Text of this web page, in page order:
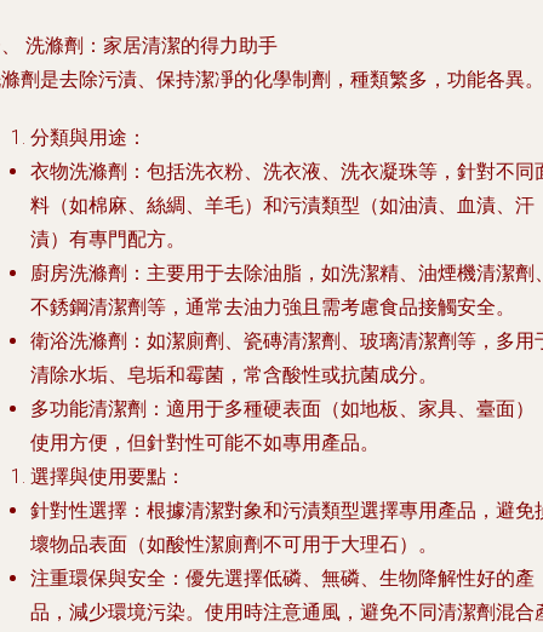
洗滌劑：家居清潔的得力助手
劑是去除污漬、保持潔凈的化學制劑，種類繁多，功能各異。
分類與用途 ：
衣物洗滌劑 ：包括洗衣粉、洗衣液、洗衣凝珠等，針對不同
料（如棉麻、絲綢、羊毛）和污漬類型（如油漬、血漬、汗
漬）有專門配方。
廚房洗滌劑 ：主要用于去除油脂，如洗潔精、油煙機清潔劑
不銹鋼清潔劑等，通常去油力強且需考慮食品接觸安全。
衛浴洗滌劑 ：如潔廁劑、瓷磚清潔劑、玻璃清潔劑等，多用
清除水垢、皂垢和霉菌，常含酸性或抗菌成分。
多功能清潔劑 ：適用于多種硬表面（如地板、家具、臺面）
使用方便，但針對性可能不如專用產品。
選擇與使用要點 ：
針對性選擇 ：根據清潔對象和污漬類型選擇專用產品，避免
壞物品表面（如酸性潔廁劑不可用于大理石）。
注重環保與安全 ：優先選擇低磷、無磷、生物降解性好的產
品，減少環境污染。使用時注意通風，避免不同清潔劑混合